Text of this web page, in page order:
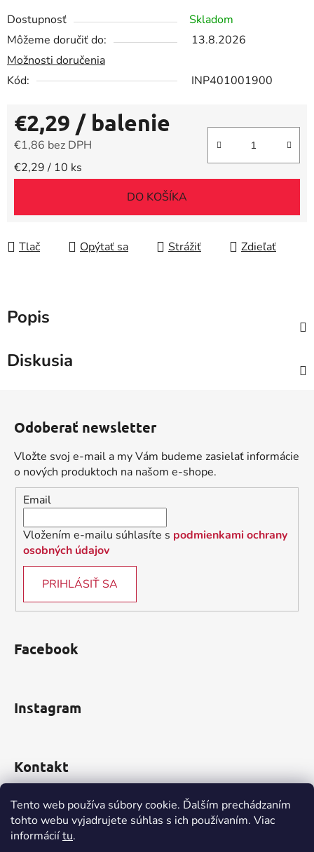
Tento web používa súbory cookie. Ďalším prechádzaním
tohto webu vyjadrujete súhlas s ich používaním. Viac
informáciítu.
Dostupnosť
Skladom
Môžeme doručiť do:
13.8.2026
Možnosti doručenia
Kód:
INP401001900
€2,29 / balenie
€1,86 bez DPH
Jednotková cena:
€2,29 / 10 ks
DO KOŠÍKA
Tlač Opýtať sa Strážiť Zdieľať
Popis
Diskusia
Odoberať newsletter
Vložte svoj e-mail a my Vám budeme zasielať informácie
o nových produktoch na našom e-shope.
Email
Vložením e-mailu súhlasíte s podmienkami ochrany
osobných údajov
PRIHLÁSIŤ SA
Facebook
Instagram
Kontakt
obchod@incomp.sk
0910 999 552